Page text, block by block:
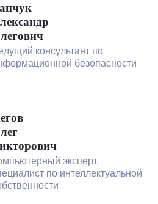
консультант по
безопасности
эксперт,
по интеллектуальной